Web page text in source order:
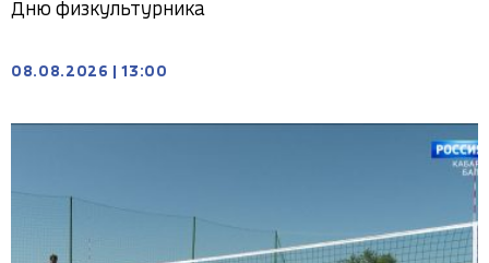
Дню физкультурника
08.08.2026 13:00